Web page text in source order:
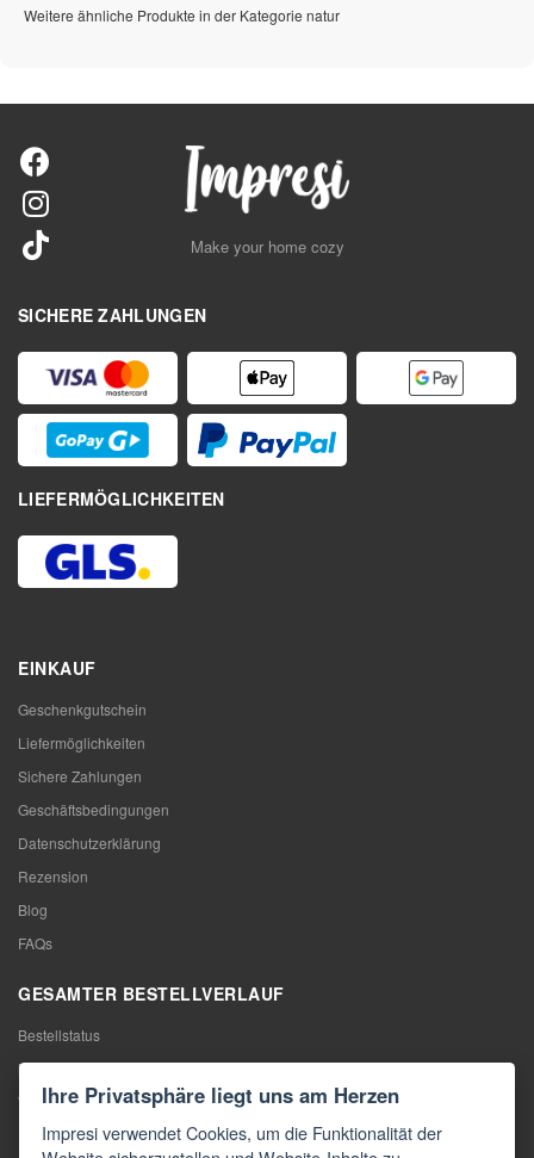
Weitere ähnliche Produkte in der Kategorie natur
Make your home cozy
SICHERE ZAHLUNGEN
LIEFERMÖGLICHKEITEN
EINKAUF
Geschenkgutschein
Liefermöglichkeiten
Sichere Zahlungen
Geschäftsbedingungen
Datenschutzerklärung
Rezension
Blog
FAQs
GESAMTER BESTELLVERLAUF
Bestellstatus
Meine Bestellung
Warentausch
Rücktritt vom Vertrag
Ihre Privatsphäre liegt uns am Herzen
Impresi verwendet Cookies, um die Funktionalität der